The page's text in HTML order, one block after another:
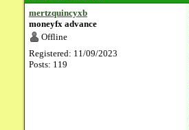
mertzquincyxb
moneyfx advance
Offline
Registered: 11/09/2023
Posts: 119